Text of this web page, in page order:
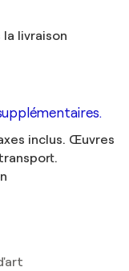
livraison
inclus. Œuvres